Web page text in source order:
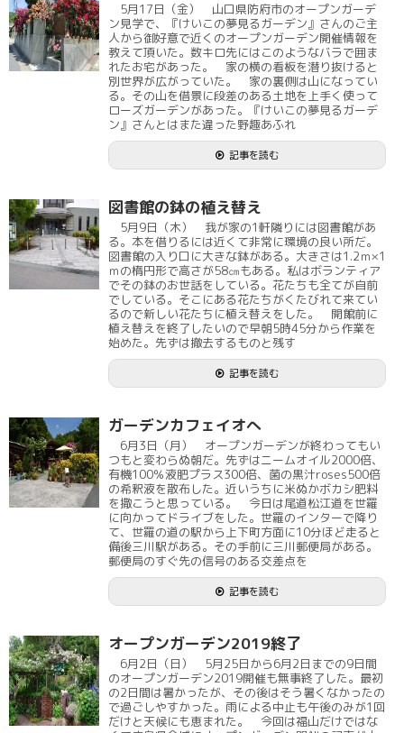
5月17日（金） 山口県防府市のオープンガーデ
ン見学で、『けいこの夢見るガーデン』さんのご主
人から御好意で近くのオープンガーデン開催情報を
教えて頂いた。数キロ先にはこのようなバラで囲ま
れたお宅があった。 家の横の看板を潜り抜けると
別世界が広がっていた。 家の裏側は山になってい
る。その山を借景に段差のある土地を上手く使って
ローズガーデンがあった。『けいこの夢見るガーデ
ン』さんとはまた違った野趣あふれ
記事を読む
図書館の鉢の植え替え
5月9日（木） 我が家の1軒隣りには図書館があ
る。本を借りるには近くて非常に環境の良い所だ。
図書館の入り口に大きな鉢がある。大きさは1.2ｍ×1
ｍの楕円形で高さが58㎝もある。私はボランティア
でその鉢のお世話をしている。花たちも全てが自前
でしている。そこにある花たちがくたびれて来てい
るので新しい花たちに植え替えをした。 開館前に
植え替えを終了したいので早朝5時45分から作業を
始めた。先ずは撤去するものと残す
記事を読む
ガーデンカフェイオへ
6月3日（月） オープンガーデンが終わってもい
つもと変わらぬ朝だ。先ずはニームオイル2000倍、
有機100％液肥プラス300倍、菌の黒汁roses500倍
の希釈液を散布した。近いうちに米ぬかボカシ肥料
を撒こうと思っている。 今日は尾道松江道を世羅
に向かってドライブをした。世羅のインターで降り
て、世羅の道の駅から上下町方面に10分ほど走ると
備後三川駅がある。その手前に三川郵便局がある。
郵便局のすぐ先の信号のある交差点を
記事を読む
オープンガーデン2019終了
6月2日（日） 5月25日から6月2日までの9日間
のオープンガーデン2019開催も無事終了した。最初
の2日間は暑かったが、その後はそう暑くなかったの
で過ごしやすかった。雨による中止も午後のみが1回
だけと天候にも恵まれた。 今回は福山だけではな